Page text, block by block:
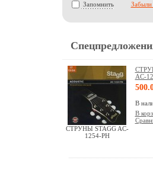
Запомнить Забыли
СТРУНЫ STAGG AC-
1254-PH
AC-
В
В